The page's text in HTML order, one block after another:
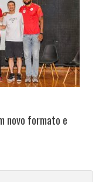
novo formato e